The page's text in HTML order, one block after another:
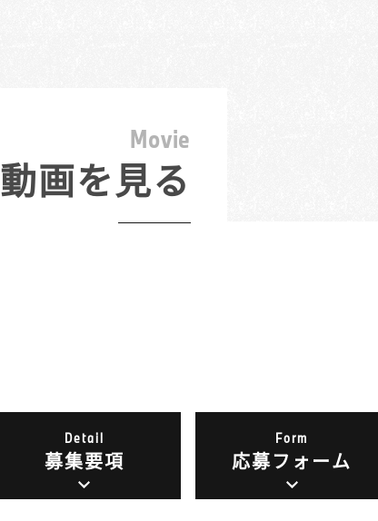
Movie
動画を見る
Detail
募集要項
Form
応募フォーム